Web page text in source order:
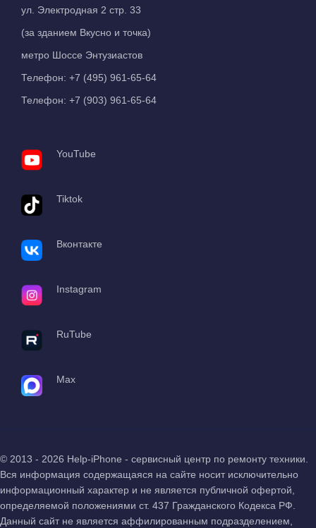
ул. Электродная 2 стр. 33
(за зданием Вкусно и точка)
метро Шоссе Энтузиастов
Телефон: +7 (495) 961-65-64
Телефон: +7 (903) 961-65-64
YouTube
Tiktok
Вконтакте
Instagram
RuTube
Max
© 2013 - 2026 Help-iPhone - сервисный центр по ремонту техники.
Вся информация содержащаяся на сайте носит исключительно
информационный характер и не является публичной офертой,
определяемой положениями ст. 437 Гражданского Кодекса РФ.
Данный сайт не является аффилированным подразделением,